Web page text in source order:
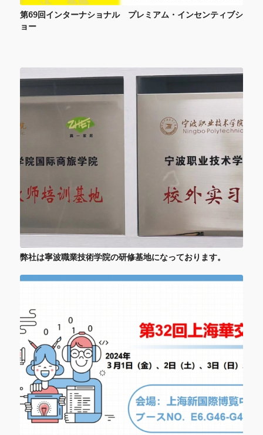
第69回インターナショナル プレミアム・インセンティブシ
ョー
弊社は寧波職業技術学院の研修基地になっております。